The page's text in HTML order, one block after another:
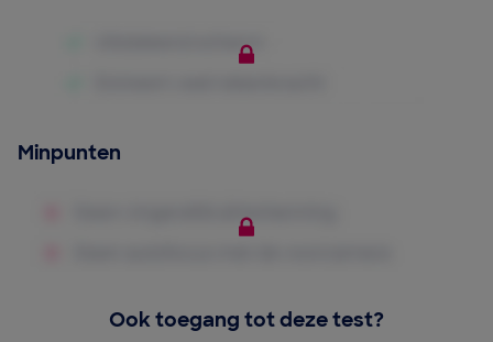
Minpunten
Ook toegang tot deze test?